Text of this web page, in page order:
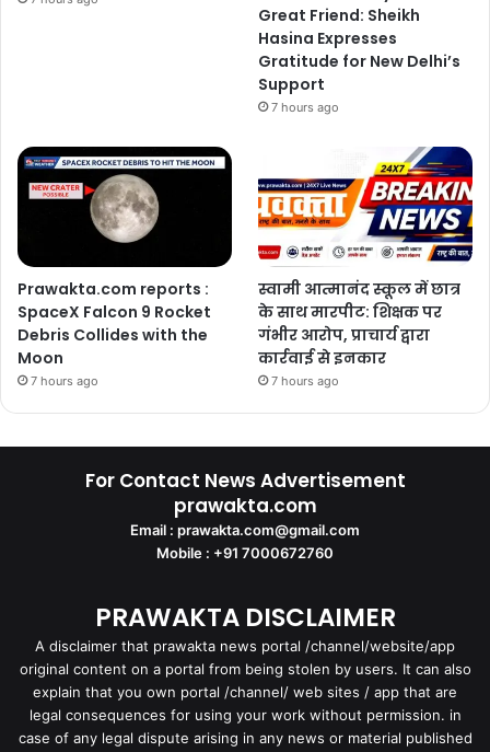
Great Friend: Sheikh
Hasina Expresses
Gratitude for New Delhi’s
Support
7 hours ago
Prawakta.com reports :
SpaceX Falcon 9 Rocket
Debris Collides with the
Moon
7 hours ago
स्वामी आत्मानंद स्कूल में छात्र
के साथ मारपीट: शिक्षक पर
गंभीर आरोप, प्राचार्य द्वारा
कार्रवाई से इनकार
7 hours ago
For Contact News Advertisement
prawakta.com
Email : prawakta.com@gmail.com
Mobile : +91 7000672760
PRAWAKTA DISCLAIMER
A disclaimer that prawakta news portal /channel/website/app
original content on a portal from being stolen by users. It can also
explain that you own portal /channel/ web sites / app that are
legal consequences for using your work without permission. in
case of any legal dispute arising in any news or material published